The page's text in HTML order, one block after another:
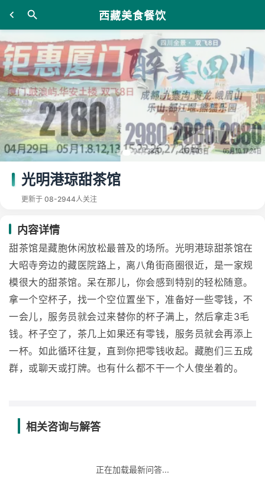
西藏美食餐饮
光明港琼甜茶馆
更新于 08-2944人关注
内容详情
甜茶馆是藏胞休闲放松最普及的场所。光明港琼甜茶馆在
大昭寺旁边的藏医院路上，离八角街商圈很近，是一家规
模很大的甜茶馆。呆在那儿，你会感到特别的轻松随意。
拿一个空杯子，找一个空位置坐下，准备好一些零钱，不
一会儿，服务员就会过来替你的杯子满上，然后拿走3毛
钱。杯子空了，茶几上如果还有零钱，服务员就会再添上
一杯。如此循环往复，直到你把零钱收起。藏胞们三五成
群，或聊天或打牌。也有什么都不干一个人傻坐着的。
相关咨询与解答
正在加载最新问答...